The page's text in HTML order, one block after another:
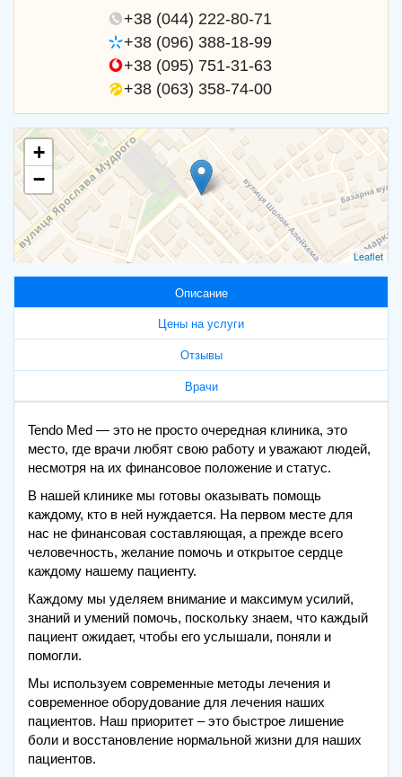
+38 (044) 222-80-71
+38 (096) 388-18-99
+38 (095) 751-31-63
+38 (063) 358-74-00
+
−
Leaflet
Описание
Цены на услуги
Отзывы
Врачи
Tendo Med — это не просто очередная клиника, это
место, где врачи любят свою работу и уважают людей,
несмотря на их финансовое положение и статус.
В нашей клинике мы готовы оказывать помощь
каждому, кто в ней нуждается. На первом месте для
нас не финансовая составляющая, а прежде всего
человечность, желание помочь и открытое сердце
каждому нашему пациенту.
Каждому мы уделяем внимание и максимум усилий,
знаний и умений помочь, поскольку знаем, что каждый
пациент ожидает, чтобы его услышали, поняли и
помогли.
Мы используем современные методы лечения и
современное оборудование для лечения наших
пациентов. Наш приоритет – это быстрое лишение
боли и восстановление нормальной жизни для наших
пациентов.